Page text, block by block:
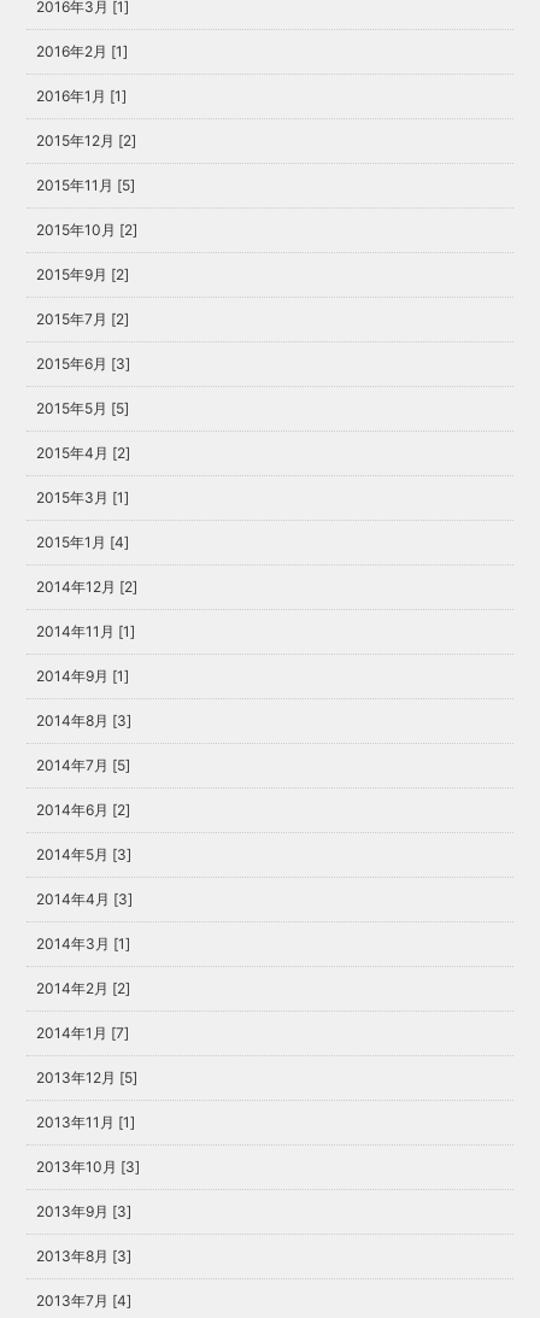
2016年3月 [1]
2016年2月 [1]
2016年1月 [1]
2015年12月 [2]
2015年11月 [5]
2015年10月 [2]
2015年9月 [2]
2015年7月 [2]
2015年6月 [3]
2015年5月 [5]
2015年4月 [2]
2015年3月 [1]
2015年1月 [4]
2014年12月 [2]
2014年11月 [1]
2014年9月 [1]
2014年8月 [3]
2014年7月 [5]
2014年6月 [2]
2014年5月 [3]
2014年4月 [3]
2014年3月 [1]
2014年2月 [2]
2014年1月 [7]
2013年12月 [5]
2013年11月 [1]
2013年10月 [3]
2013年9月 [3]
2013年8月 [3]
2013年7月 [4]